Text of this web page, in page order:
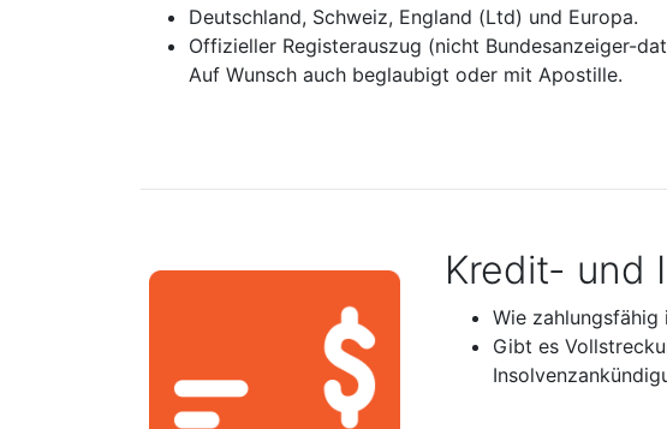
Deutschland, Schweiz, England (Ltd) und Europa.
Offizieller Registerauszug (nicht Bundesanzeiger-
Auf Wunsch auch beglaubigt oder mit Apostille.
Kredit- und
Wie zahlungsfähig
Gibt es